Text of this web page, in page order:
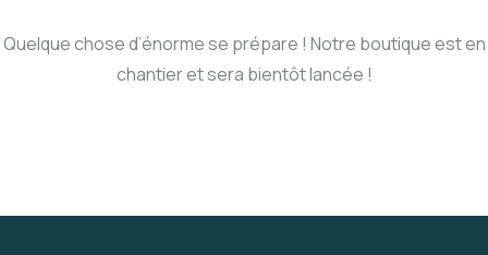
Quelque chose d’énorme se prépare ! Notre boutique est en
chantier et sera bientôt lancée !